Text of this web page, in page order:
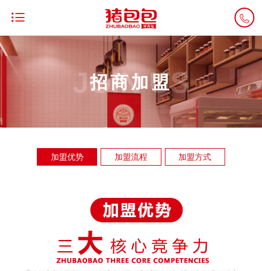
 
JOIN US
招商加盟
加盟优势 加盟流程 加盟方式